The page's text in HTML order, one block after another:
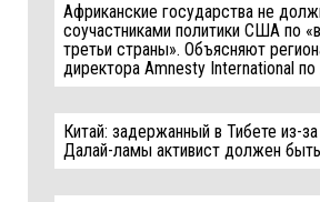
Африканские государства не
соучастниками политики США по
третьи страны». Объясняют
директора Amnesty International
Китай: задержанный в Тибете из-
Далай-ламы активист должен